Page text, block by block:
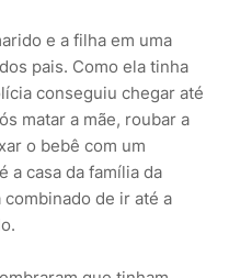
e a filha em uma
pais. Como ela tinha
conseguiu chegar até
matar a mãe, roubar a
o bebê com um
a casa da família da
de ir até a